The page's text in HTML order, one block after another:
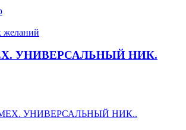
желаний
УНИВЕРСАЛЬНЫЙ НИК.